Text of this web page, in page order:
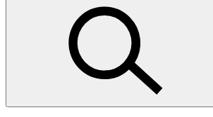
Mat og drikke
Aktiviteter